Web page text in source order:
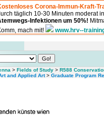
Corona-Immun-Kraft-
täglich 10-30 Minuten moderat
Infektionen um 50%!
mach mit!
www.hrv--
> Fields of Study > R588
and Applied Art> Graduate Program